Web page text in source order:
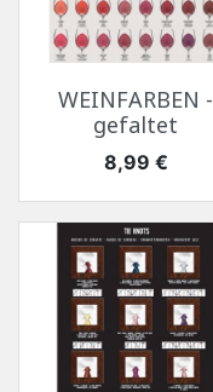
WEINFARBEN -
gefaltet
Preis
8,99 €